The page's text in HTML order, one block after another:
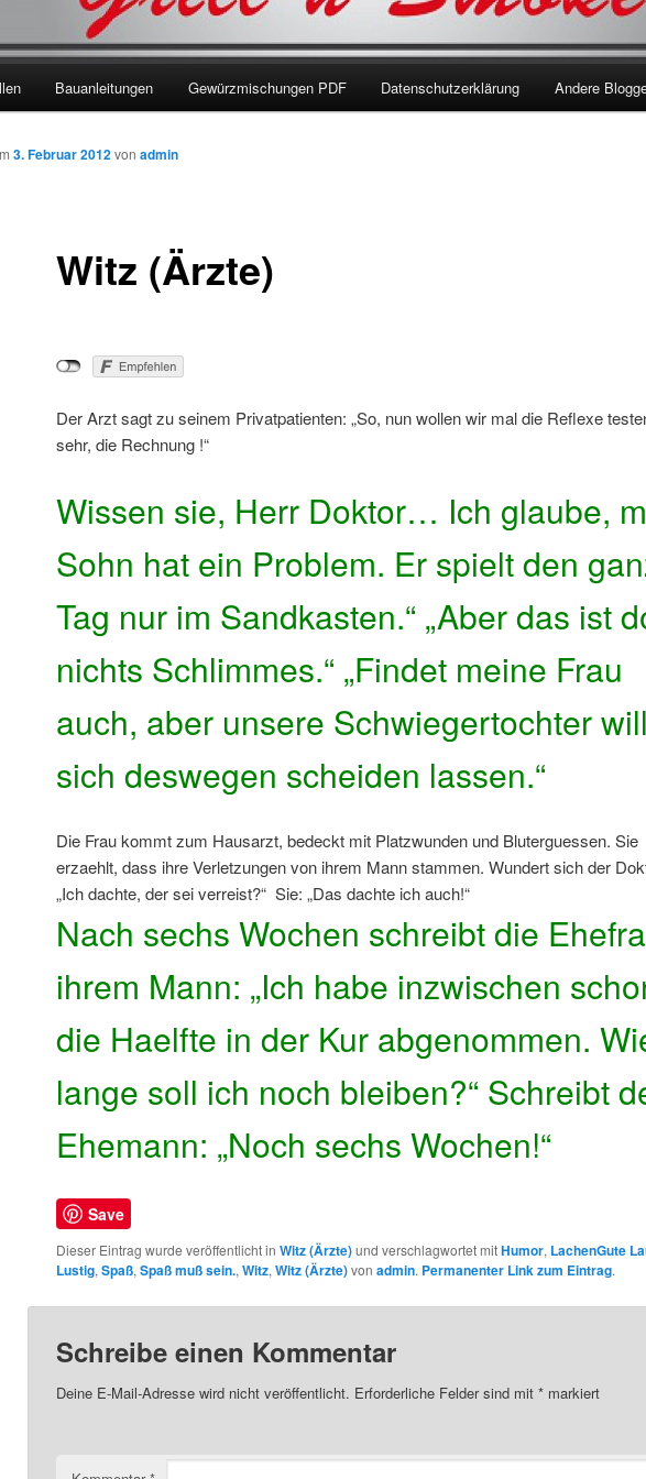
Bauanleitungen Gewürzmischungen PDF Datenschutzerklärung Andere
Witz (Ärzte)
3. Februar 2012von admin
Der Arzt sagt zu seinem Privatpatienten: „So, nun wollen wir mal die Reflexe
sehr, die Rechnung !“
Wissen sie, Herr Doktor… Ich glaube,
Sohn hat ein Problem. Er spielt den
Tag nur im Sandkasten.“ „Aber das ist
nichts Schlimmes.“ „Findet meine Frau
auch, aber unsere Schwiegertochter will
sich deswegen scheiden lassen.“
Die Frau kommt zum Hausarzt, bedeckt mit Platzwunden und Bluterguessen. Sie
erzaehlt, dass ihre Verletzungen von ihrem Mann stammen. Wundert sich der
„Ich dachte, der sei verreist?“ Sie: „Das dachte ich auch!“
Nach sechs Wochen schreibt die
ihrem Mann: „Ich habe inzwischen
die Haelfte in der Kur abgenommen.
lange soll ich noch bleiben?“ Schreibt
Ehemann: „Noch sechs Wochen!“
Save
Dieser Eintrag wurde veröffentlicht in Witz (Ärzte)und verschlagwortet mitHumor, LachenGute
Lustig, Spaß, Spaß muß sein., Witz, Witz (Ärzte)von admin. Permanenter Link zum Eintrag.
Schreibe einen Kommentar
Deine E-Mail-Adresse wird nicht veröffentlicht. Erforderliche Felder sind mit *markiert